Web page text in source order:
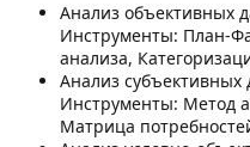
Анализ объективных
Инструменты: План-
анализа,
Анализ
Инструменты: Метод
Матрица